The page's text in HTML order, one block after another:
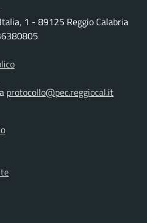
1 - 89125 Reggio Calabria
protocollo@pec.reggiocal.it